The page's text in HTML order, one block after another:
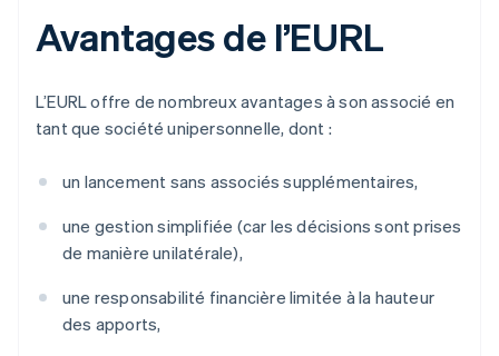
Avantages de l’EURL
L’EURL offre de nombreux avantages à son associé en
tant que société unipersonnelle, dont :
un lancement sans associés supplémentaires,
une gestion simplifiée (car les décisions sont prises
de manière unilatérale),
une responsabilité financière limitée à la hauteur
des apports,